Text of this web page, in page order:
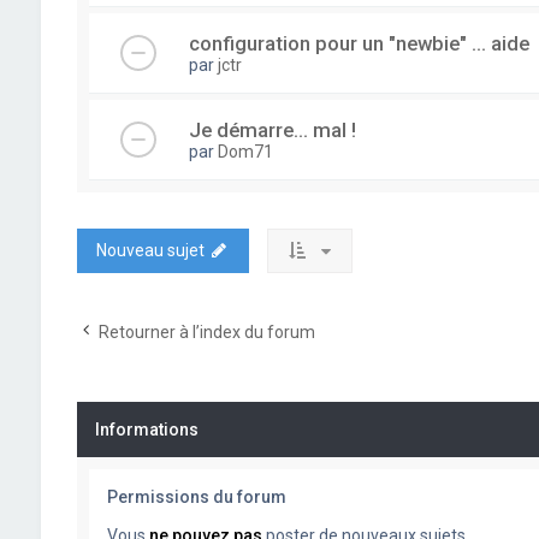
configuration pour un "newbie" ... aide
parjctr
Je démarre... mal !
par Dom71
Nouveau sujet
Retourner à l’index du forum
Informations
Permissions du forum